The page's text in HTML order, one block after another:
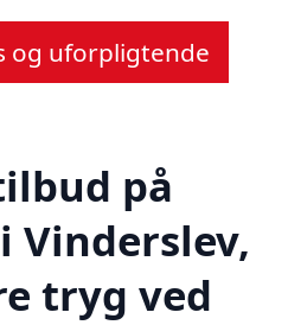
og uforpligtende
på
Vinderslev,
tryg ved